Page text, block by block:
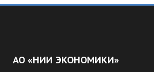
АО «НИИ ЭКОНОМИКИ»